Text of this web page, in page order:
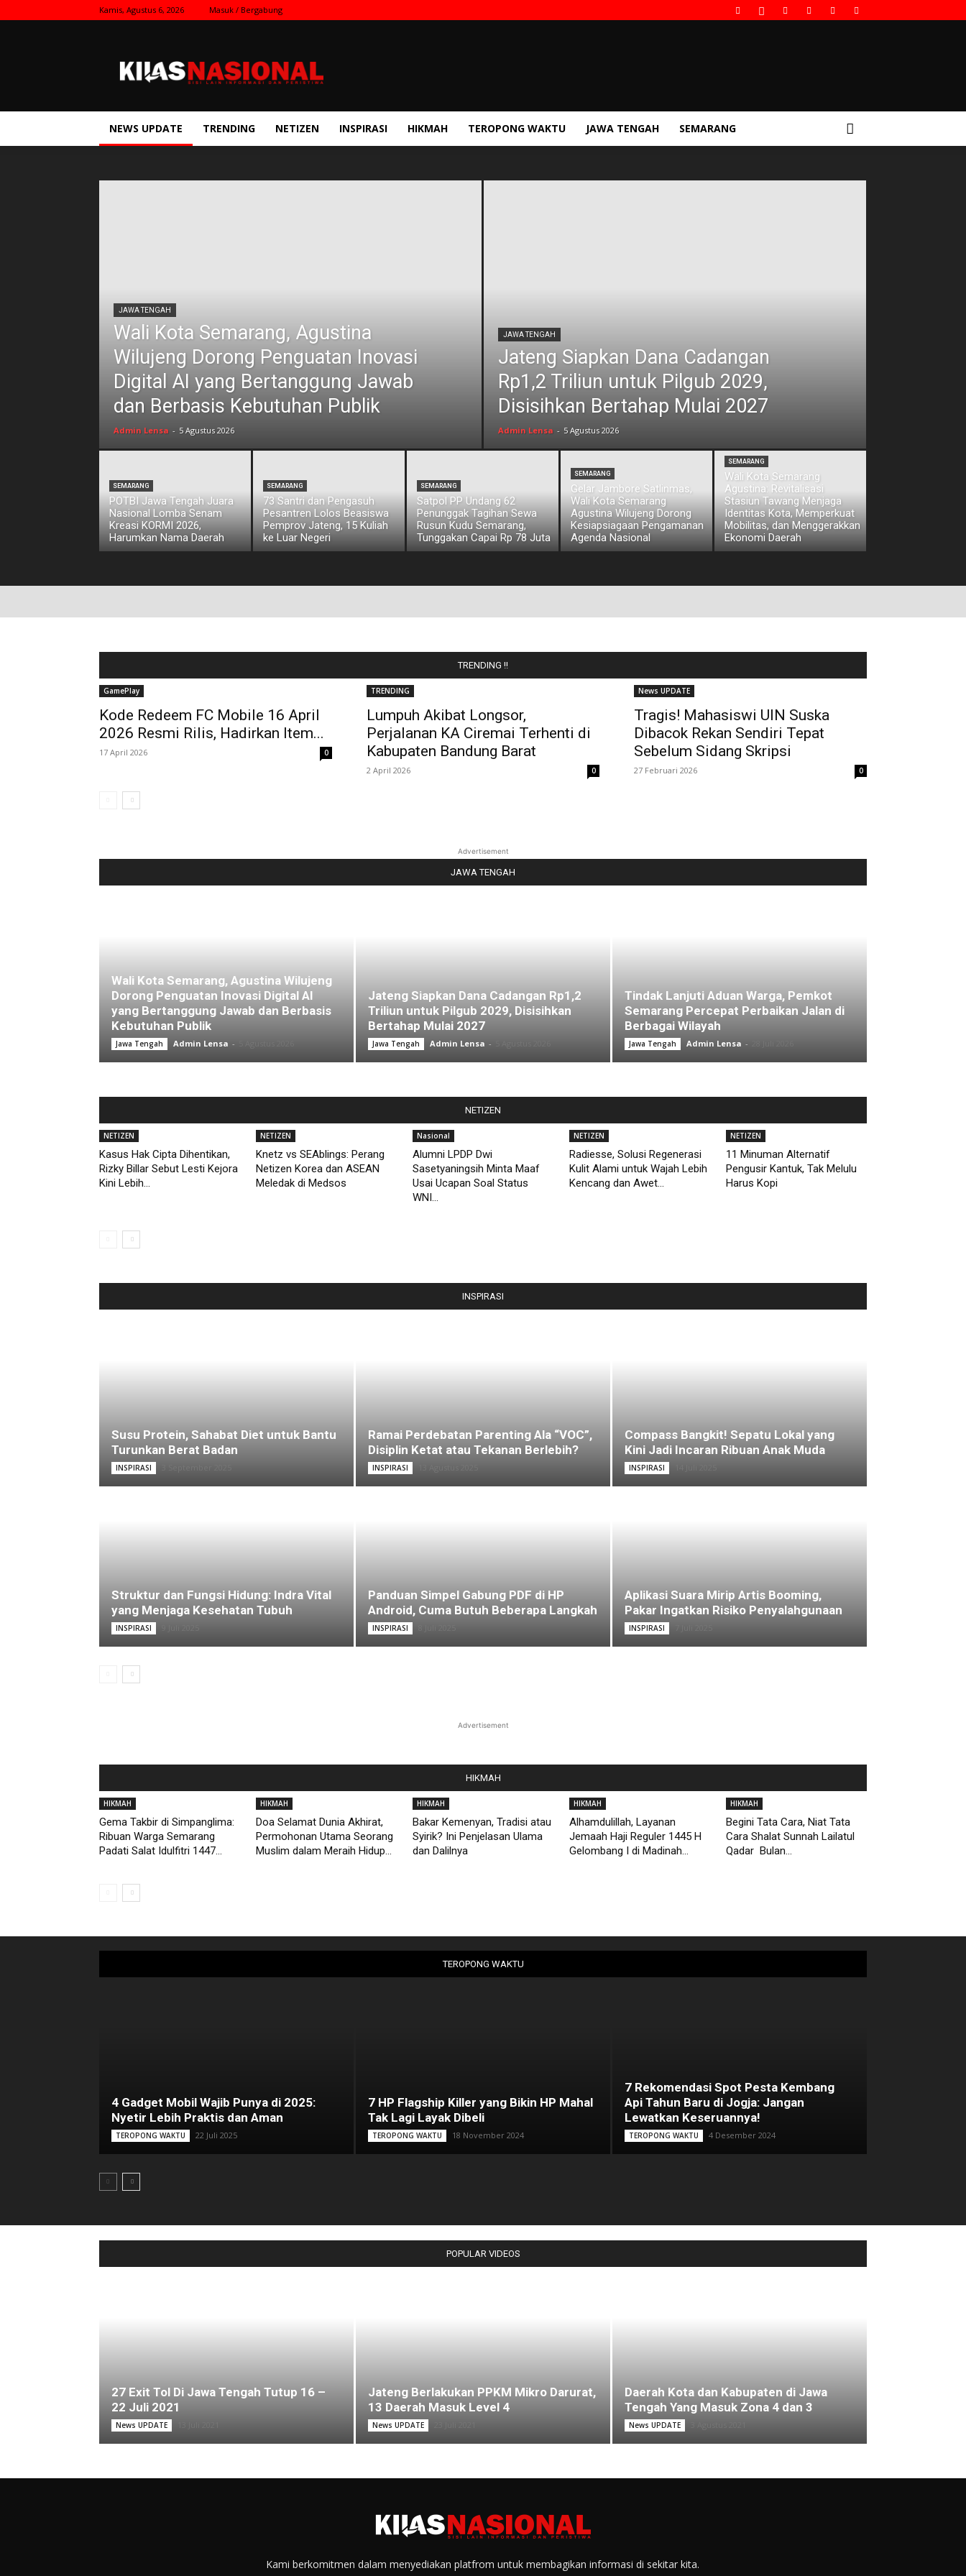
Kamis, Agustus 6, 2026 Masuk / Bergabung
Nasional
NEWS UPDATE TRENDING NETIZEN INSPIRASI HIKMAH TEROPONG WAKTU JAWA TENGAH SEMARANG
JAWA TENGAH
Wali Kota Semarang, Agustina
Wilujeng Dorong Penguatan Inovasi
Digital AI yang Bertanggung Jawab
dan Berbasis Kebutuhan Publik
Admin Lensa - 5 Agustus 2026
JAWA TENGAH
Jateng Siapkan Dana Cadangan
Rp1,2 Triliun untuk Pilgub 2029,
Disisihkan Bertahap Mulai 2027
Admin Lensa - 5 Agustus 2026
SEMARANG
POTBI Jawa Tengah Juara
Nasional Lomba Senam
Kreasi KORMI 2026,
Harumkan Nama Daerah
SEMARANG
73 Santri dan Pengasuh
Pesantren Lolos Beasiswa
Pemprov Jateng, 15 Kuliah
ke Luar Negeri
SEMARANG
Satpol PP Undang 62
Penunggak Tagihan Sewa
Rusun Kudu Semarang,
Tunggakan Capai Rp 78 Juta
SEMARANG
Gelar Jambore Satlinmas,
Wali Kota Semarang
Agustina Wilujeng Dorong
Kesiapsiagaan Pengamanan
Agenda Nasional
SEMARANG
Wali Kota Semarang
Agustina: Revitalisasi
Stasiun Tawang Menjaga
Identitas Kota, Memperkuat
Mobilitas, dan Menggerakkan
Ekonomi Daerah
TRENDING !!
GamePlay
Kode Redeem FC Mobile 16 April
2026 Resmi Rilis, Hadirkan Item...
17 April 2026 0
TRENDING
Lumpuh Akibat Longsor,
Perjalanan KA Ciremai Terhenti di
Kabupaten Bandung Barat
2 April 2026 0
News UPDATE
Tragis! Mahasiswi UIN Suska
Dibacok Rekan Sendiri Tepat
Sebelum Sidang Skripsi
27 Februari 2026 0
Advertisement
JAWA TENGAH
Wali Kota Semarang, Agustina Wilujeng
Dorong Penguatan Inovasi Digital AI
yang Bertanggung Jawab dan Berbasis
Kebutuhan Publik
Jawa Tengah Admin Lensa -
Jateng Siapkan Dana Cadangan Rp1,2
Triliun untuk Pilgub 2029, Disisihkan
Bertahap Mulai 2027
Jawa Tengah Admin Lensa -
Tindak Lanjuti Aduan Warga, Pemkot
Semarang Percepat Perbaikan Jalan di
Berbagai Wilayah
Jawa Tengah Admin Lensa -
NETIZEN
NETIZEN
Kasus Hak Cipta Dihentikan,
Rizky Billar Sebut Lesti Kejora
Kini Lebih...
NETIZEN
Knetz vs SEAblings: Perang
Netizen Korea dan ASEAN
Meledak di Medsos
Nasional
Alumni LPDP Dwi
Sasetyaningsih Minta Maaf
Usai Ucapan Soal Status
WNI...
NETIZEN
Radiesse, Solusi Regenerasi
Kulit Alami untuk Wajah Lebih
Kencang dan Awet...
NETIZEN
11 Minuman Alternatif
Pengusir Kantuk, Tak Melulu
Harus Kopi
INSPIRASI
Susu Protein, Sahabat Diet untuk Bantu
Turunkan Berat Badan
INSPIRASI
Ramai Perdebatan Parenting Ala “VOC”,
Disiplin Ketat atau Tekanan Berlebih?
INSPIRASI
Compass Bangkit! Sepatu Lokal yang
Kini Jadi Incaran Ribuan Anak Muda
INSPIRASI
Struktur dan Fungsi Hidung: Indra Vital
yang Menjaga Kesehatan Tubuh
INSPIRASI
Panduan Simpel Gabung PDF di HP
Android, Cuma Butuh Beberapa Langkah
INSPIRASI
Aplikasi Suara Mirip Artis Booming,
Pakar Ingatkan Risiko Penyalahgunaan
INSPIRASI
Advertisement
HIKMAH
HIKMAH
Gema Takbir di Simpanglima:
Ribuan Warga Semarang
Padati Salat Idulfitri 1447...
HIKMAH
Doa Selamat Dunia Akhirat,
Permohonan Utama Seorang
Muslim dalam Meraih Hidup...
HIKMAH
Bakar Kemenyan, Tradisi atau
Syirik? Ini Penjelasan Ulama
dan Dalilnya
HIKMAH
Alhamdulillah, Layanan
Jemaah Haji Reguler 1445 H
Gelombang I di Madinah...
HIKMAH
Begini Tata Cara, Niat Tata
Cara Shalat Sunnah Lailatul
Qadar Bulan...
TEROPONG WAKTU
4 Gadget Mobil Wajib Punya di 2025:
Nyetir Lebih Praktis dan Aman
TEROPONG WAKTU 22 Juli 2025
7 HP Flagship Killer yang Bikin HP Mahal
Tak Lagi Layak Dibeli
TEROPONG WAKTU 18 November 2024
7 Rekomendasi Spot Pesta Kembang
Api Tahun Baru di Jogja: Jangan
Lewatkan Keseruannya!
TEROPONG WAKTU 4 Desember 2024
POPULAR VIDEOS
27 Exit Tol Di Jawa Tengah Tutup 16 –
22 Juli 2021
News UPDATE
Jateng Berlakukan PPKM Mikro Darurat,
13 Daerah Masuk Level 4
News UPDATE
Daerah Kota dan Kabupaten di Jawa
Tengah Yang Masuk Zona 4 dan 3
News UPDATE
Kami berkomitmen dalam menyediakan platfrom untuk membagikan informasi di sekitar kita.